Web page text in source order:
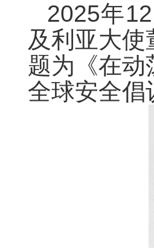
2025年
及利亚大
题为《在
全球安全倡